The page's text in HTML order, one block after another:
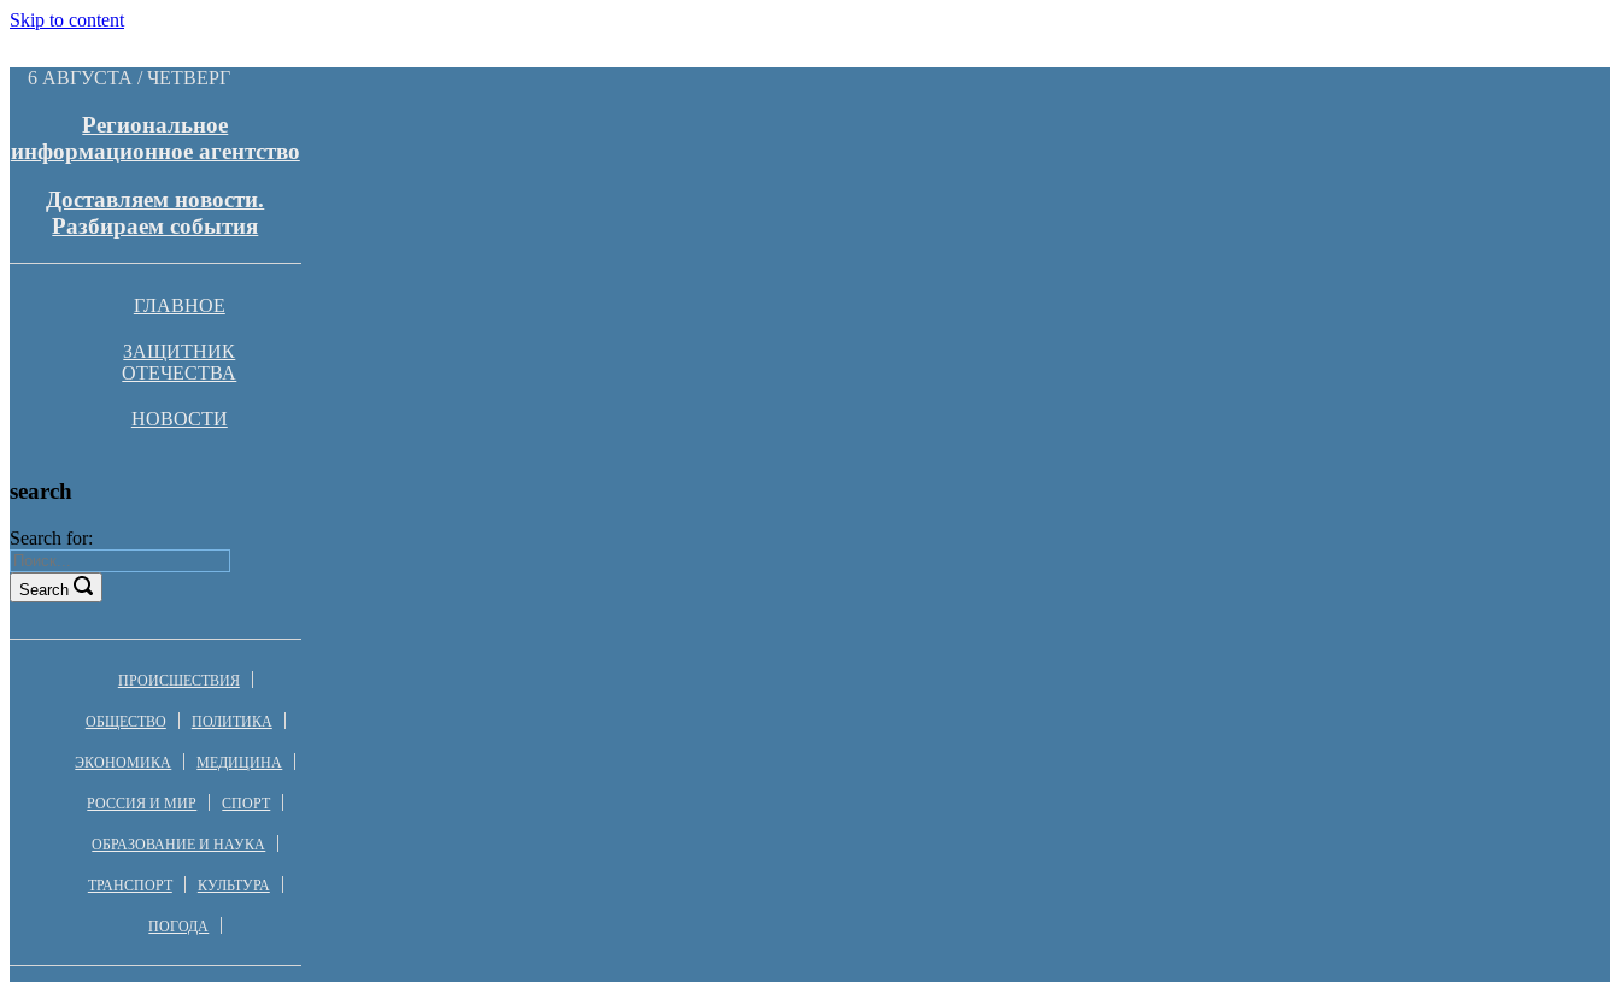
Skip to content
6 АВГУСТА / ЧЕТВЕРГ
Региональное
информационное агентство
Доставляем новости.
Разбираем события
ГЛАВНОЕ
ЗАЩИТНИК
ОТЕЧЕСТВА
НОВОСТИ
search
Search for:
Search
ПРОИСШЕСТВИЯ
ОБЩЕСТВО ПОЛИТИКА
ЭКОНОМИКА МЕДИЦИНА
РОССИЯ И МИР СПОРТ
ОБРАЗОВАНИЕ И НАУКА
ТРАНСПОРТ КУЛЬТУРА
ПОГОДА